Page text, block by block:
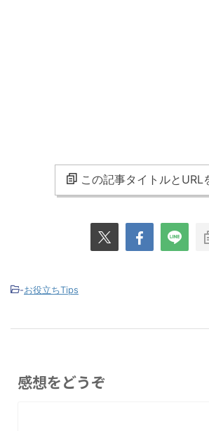
この記事タイトルとURL
-お役立ちTips
感想をどうぞ